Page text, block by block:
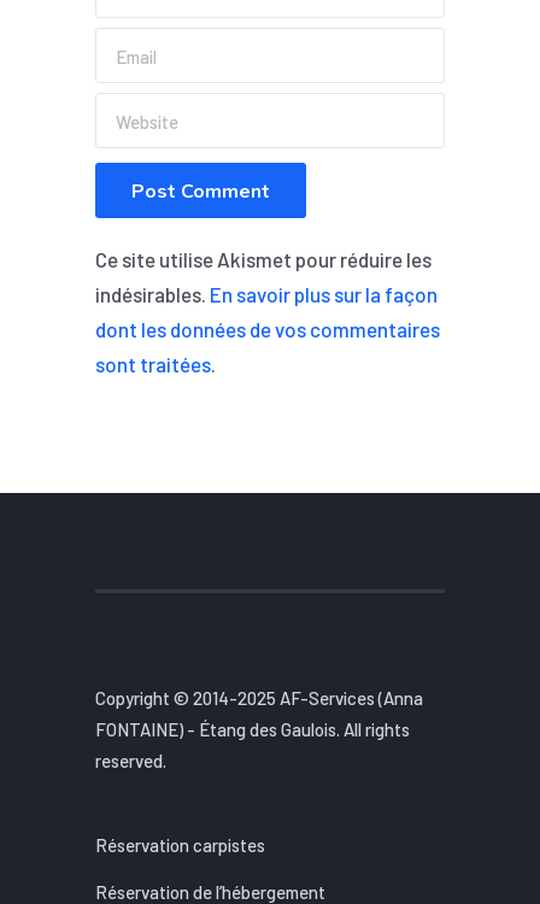
Ce site utilise Akismet pour réduire les
indésirables. En savoir plus sur la façon
dont les données de vos commentaires
sont traitées.
Copyright © 2014-2025 AF-Services (Anna
FONTAINE) - Étang des Gaulois. All rights
reserved.
Réservation carpistes
Réservation de l’hébergement